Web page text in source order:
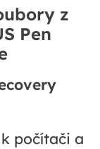
z
Pen
počítači a